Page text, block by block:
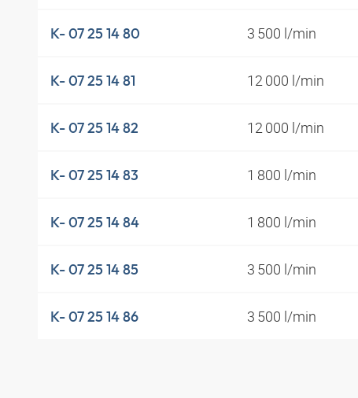
K- 07 25 14 80 3 500 l/min
K- 07 25 14 81 12 000 l/min
K- 07 25 14 82 12 000 l/min
K- 07 25 14 83 1 800 l/min
K- 07 25 14 84 1 800 l/min
K- 07 25 14 85 3 500 l/min
K- 07 25 14 86 3 500 l/min